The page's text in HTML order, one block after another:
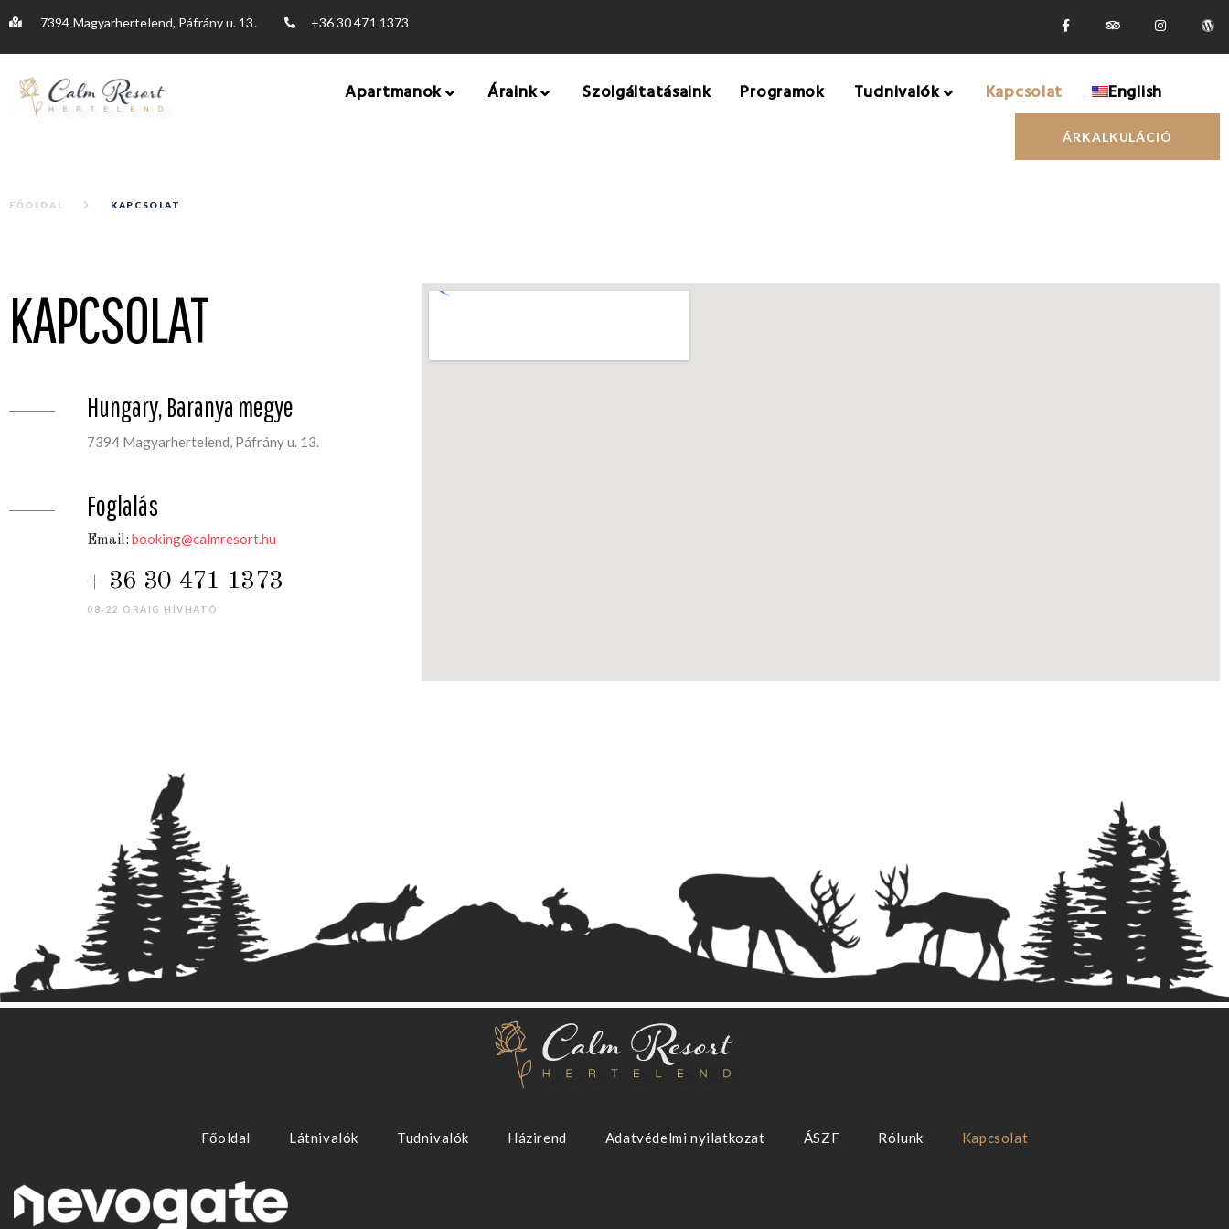
7394 Magyarhertelend, Páfrány u. 13. +36 30 471 1373
Apartmanok Áraink Szolgáltatásaink Programok Tudnivalók Kapcsolat English
ÁRKALKULÁCIÓ
FŐOLDAL KAPCSOLAT
KAPCSOLAT
Hungary, Baranya megye
7394 Magyarhertelend, Páfrány u. 13.
Foglalás
Email: booking@calmresort.hu
36 30 471 1373
08-22 ÓRÁIG HÍVHATÓ
Főoldal Látnivalók Tudnivalók Házirend Adatvédelmi nyilatkozat ÁSZF Rólunk Kapcsolat